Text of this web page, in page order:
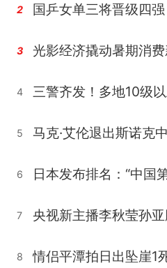
2 国乒女单三将晋级四强
3 光影经济撬动暑期消
4
5 马克·艾伦退出斯诺克
6
7 央视新主播李秋莹孙
8 情侣平潭拍日出坠崖1